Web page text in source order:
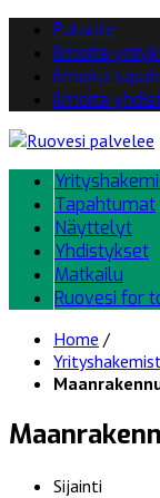
Palaute
Ilmoita
Ilmoita
Ilmoita
Tapahtumat
Näyttelyt
Yhdistykset
Matkailu
Ruovesi for
Home /
Sijainti